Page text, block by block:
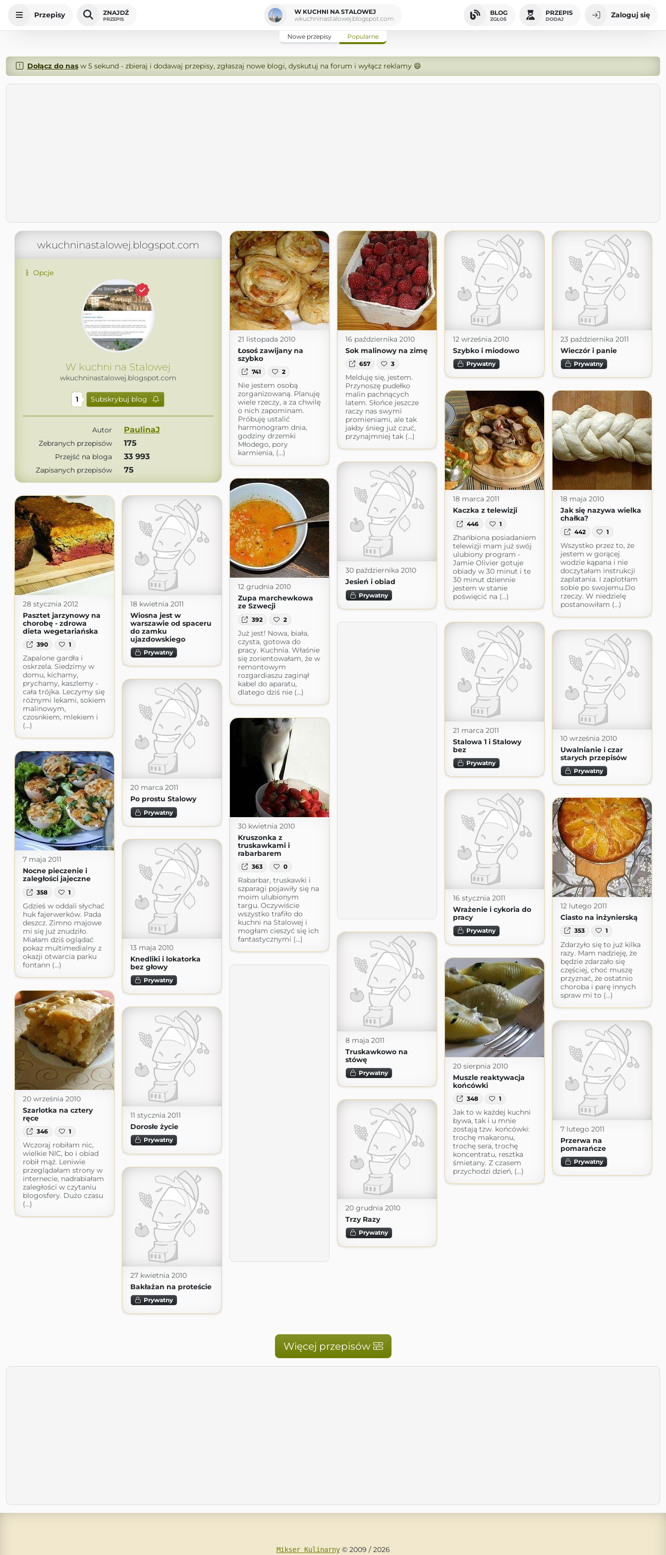
Przepisy ZNAJDŹ
PRZEPIS
W KUCHNI NA STALOWEJ
wkuchninastalowej.blogspot.com
BLOG
ZGŁOŚ
PRZEPIS
DODAJ Zaloguj się
Nowe przepisy Popularne
Dołącz do nasw 5 sekund - zbieraj i dodawaj przepisy, zgłaszaj nowe blogi, dyskutuj na forum i wyłącz reklamy 😄
wkuchninastalowej.blogspot.com
Opcje
W kuchni na Stalowej
wkuchninastalowej.blogspot.com
1 Subskrybuj blog
Autor PaulinaJ
Zebranych przepisów 175
Przejść na bloga 33 993
Zapisanych przepisów 75
21 listopada 2010
Łosoś zawijany na
szybko
741 2
Nie jestem osobą
zorganizowaną. Planuję
wiele rzeczy, a za chwilę
o nich zapominam.
Próbuję ustalić
harmonogram dnia,
godziny drzemki
Młodego, pory
karmienia, (...)
16 października 2010
Sok malinowy na zimę
657 3
Melduję się, jestem.
Przynoszę pudełko
malin pachnących
latem. Słońce jeszcze
raczy nas swymi
promieniami, ale tak
jakby śnieg już czuć,
przynajmniej tak (...)
12 września 2010
Szybko i miodowo
Prywatny
23 października 2011
Wieczór i panie
Prywatny
18 marca 2011
Kaczka z telewizji
446 1
Zhańbiona posiadaniem
telewizji mam już swój
ulubiony program -
Jamie Olivier gotuje
obiady w 30 minut i te
30 minut dziennie
jestem w stanie
poświęcić na (...)
18 maja 2010
Jak się nazywa wielka
chałka?
442 1
Wszystko przez to, że
jestem w gorącej
wodzie kąpana i nie
doczytałam instrukcji
zaplatania. I zaplotłam
sobie po swojemu.Do
rzeczy. W niedzielę
postanowiłam (...)
30 października 2010
Jesień i obiad
Prywatny
12 grudnia 2010
Zupa marchewkowa
ze Szwecji
392 2
Już jest! Nowa, biała,
czysta, gotowa do
pracy. Kuchnia. Właśnie
się zorientowałam, że w
remontowym
rozgardiaszu zaginął
kabel do aparatu,
dlatego dziś nie (...)
28 stycznia 2012
Pasztet jarzynowy na
chorobę - zdrowa
dieta wegetariańska
390 1
Zapalone gardła i
oskrzela. Siedzimy w
domu, kichamy,
prychamy, kaszlemy -
cała trójka. Leczymy się
różnymi lekami, sokiem
malinowym,
czosnkiem, mlekiem i
(...)
18 kwietnia 2011
Wiosna jest w
warszawie od spaceru
do zamku
ujazdowskiego
Prywatny
21 marca 2011
Stalowa 1 i Stalowy
bez
Prywatny
10 września 2010
Uwalnianie i czar
starych przepisów
Prywatny
20 marca 2011
Po prostu Stalowy
Prywatny
30 kwietnia 2010
Kruszonka z
truskawkami i
rabarbarem
363 0
Rabarbar, truskawki i
szparagi pojawiły się na
moim ulubionym
targu. Oczywiście
wszystko trafiło do
kuchni na Stalowej i
mogłam cieszyć się ich
fantastycznymi (...)
7 maja 2011
Nocne pieczenie i
zaległości jajeczne
358 1
Gdzieś w oddali słychać
huk fajerwerków. Pada
deszcz. Zimno majowe
mi się już znudziło.
Miałam dziś oglądać
pokaz multimedialny z
okazji otwarcia parku
fontann (...)
16 stycznia 2011
Wrażenie i cykoria do
pracy
Prywatny
12 lutego 2011
Ciasto na inżynierską
353 1
Zdarzyło się to już kilka
razy. Mam nadzieję, że
będzie zdarzało się
częściej, choć muszę
przyznać, że ostatnio
choroba i parę innych
spraw mi to (...)
13 maja 2010
Knedliki i lokatorka
bez głowy
Prywatny
8 maja 2011
Truskawkowo na
stówę
Prywatny
20 sierpnia 2010
Muszle reaktywacja
końcówki
348 1
Jak to w każdej kuchni
bywa, tak i u mnie
zostają tzw. końcówki:
trochę makaronu,
trochę sera, trochę
koncentratu, resztka
śmietany. Z czasem
przychodzi dzień, (...)
20 września 2010
Szarlotka na cztery
ręce
346 1
Wczoraj robiłam nic,
wielkie NIC, bo i obiad
robił mąż. Leniwie
przeglądałam strony w
internecie, nadrabiałam
zaległości w czytaniu
blogosfery. Dużo czasu
(...)
11 stycznia 2011
Dorosłe życie
Prywatny
7 lutego 2011
Przerwa na
pomarańcze
Prywatny
20 grudnia 2010
Trzy Razy
Prywatny
27 kwietnia 2010
Bakłażan na proteście
Prywatny
Więcej przepisów
Mikser Kulinarny© 2009 / 2026